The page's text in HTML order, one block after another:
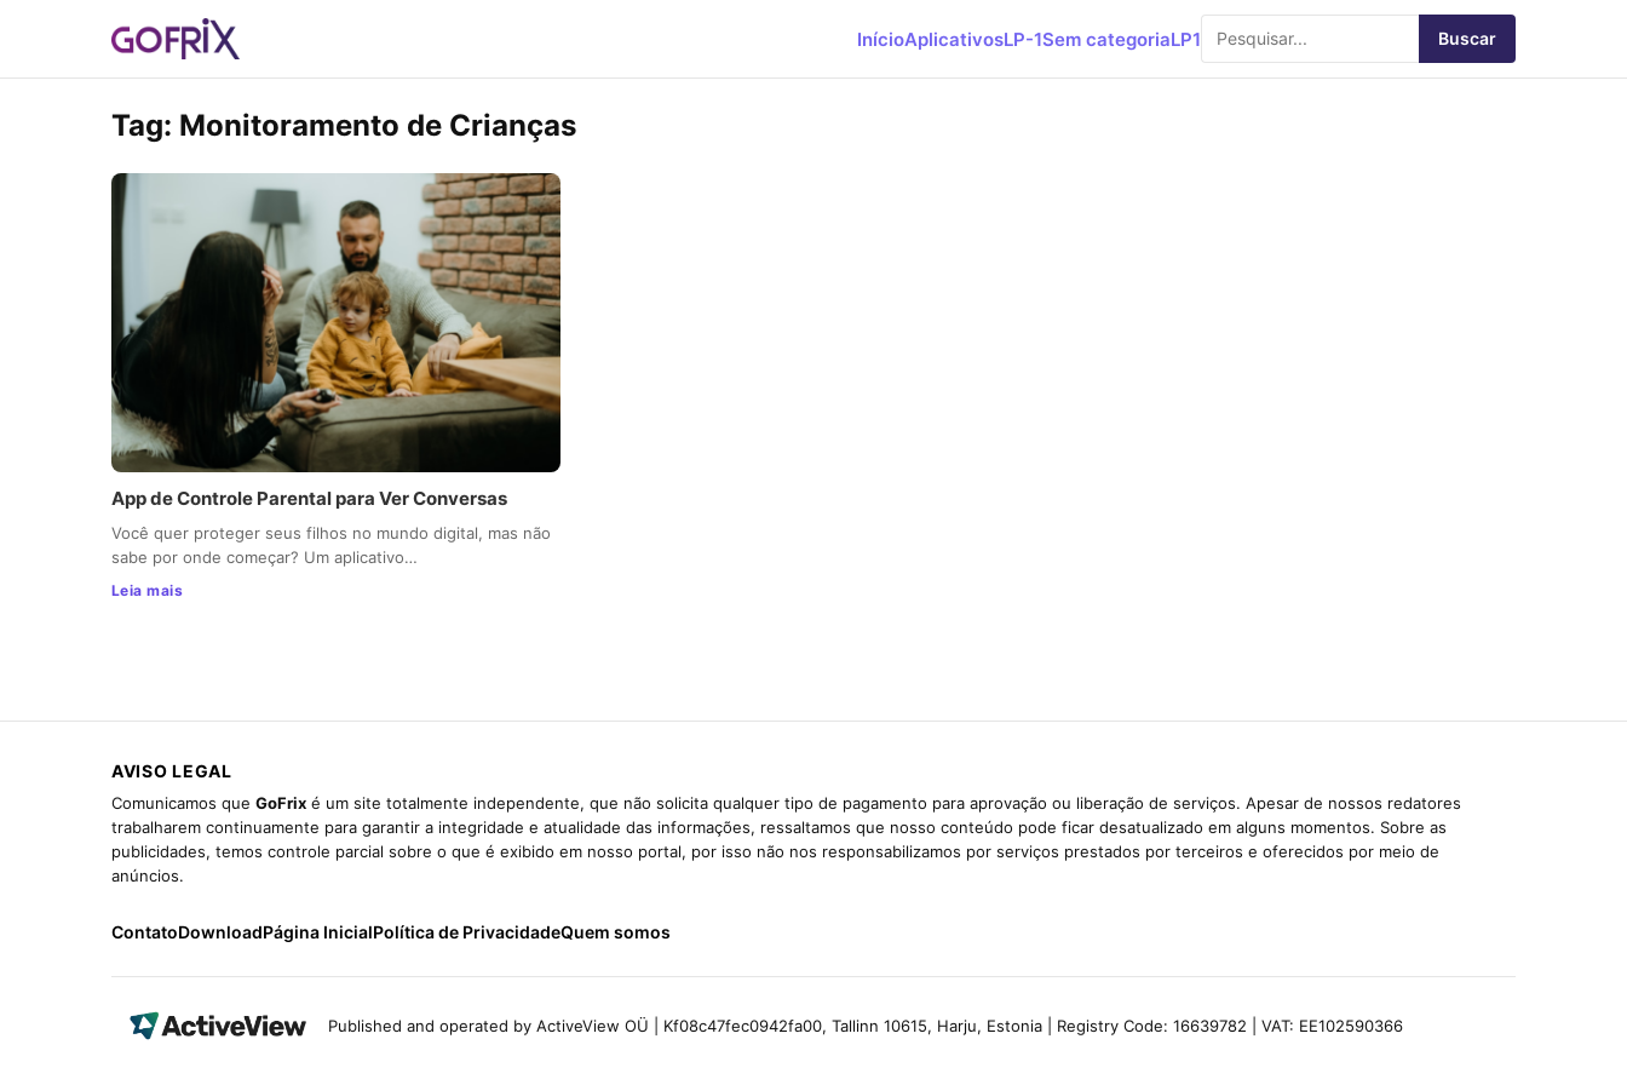
InícioAplicativosLP-1Sem categoriaLP1 Buscar
Tag: Monitoramento de Crianças
App de Controle Parental para Ver Conversas
Você quer proteger seus filhos no mundo digital, mas não
sabe por onde começar? Um aplicativo…
Leia mais
AVISO LEGAL
Comunicamos que GoFrix é um site totalmente independente, que não solicita qualquer tipo de pagamento para aprovação ou liberação de serviços. Apesar de nossos redatores
trabalharem continuamente para garantir a integridade e atualidade das informações, ressaltamos que nosso conteúdo pode ficar desatualizado em alguns momentos. Sobre as
publicidades, temos controle parcial sobre o que é exibido em nosso portal, por isso não nos responsabilizamos por serviços prestados por terceiros e oferecidos por meio de
anúncios.
ContatoDownloadPágina InicialPolítica de PrivacidadeQuem somos
Published and operated by ActiveView OÜ | Kf08c47fec0942fa00, Tallinn 10615, Harju, Estonia | Registry Code: 16639782 | VAT: EE102590366